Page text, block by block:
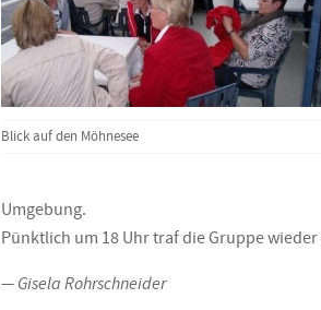
Blick auf den Möhnesee
Umgebung.
Pünktlich um 18 Uhr traf die Gruppe
— Gisela Rohrschneider